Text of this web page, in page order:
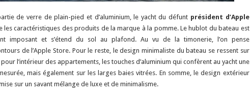
de verre de plain-pied et d’aluminium, le yacht du défunt président d’Apple
les caractéristiques des produits de la marque à la pomme. Le hublot du bateau est
imposant et s’étend du sol au plafond. Au vu de la timonerie, l’on pense
de l’Apple Store. Pour le reste, le design minimaliste du bateau se ressent sur
l’intérieur des appartements, les touches d’aluminium qui confèrent au yacht une
mais également sur les larges baies vitrées. En somme, le design extérieur
sur un savant mélange de luxe et de minimalisme.